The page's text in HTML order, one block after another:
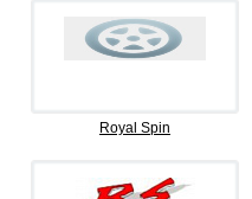
Royal Spin